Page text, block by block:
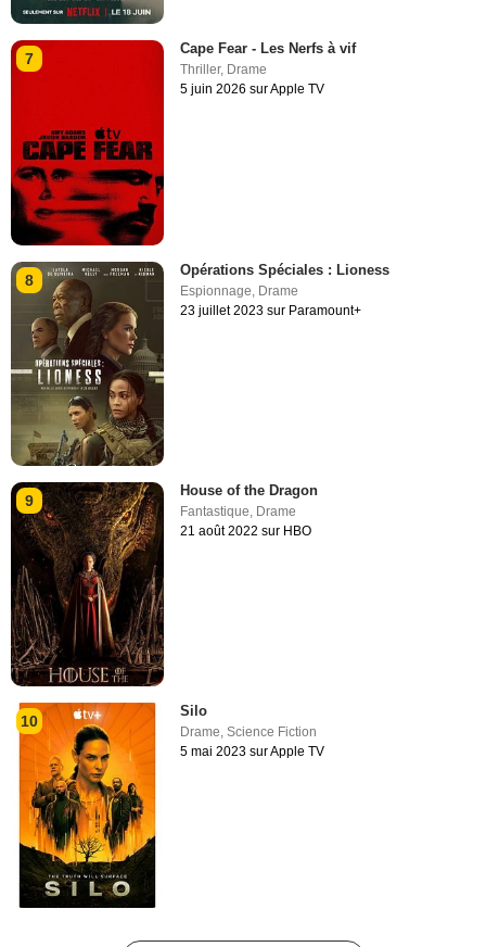
7
Cape Fear - Les Nerfs à vif
Thriller, Drame
5 juin 2026 sur Apple TV
8
Opérations Spéciales : Lioness
Espionnage Drame
23 juillet 2023 sur Paramount+
9
House of the Dragon
Fantastique, Drame
21 août 2022 sur HBO
10
Silo
Drame,Science Fiction
5 mai 2023 sur Apple TV